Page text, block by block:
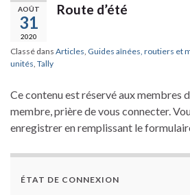
AOÛT
31
2020
Route d’été
Classé dans Articles Guides aînées, routiers et
unités Tally
Ce contenu est réservé aux membres
membre, prière de vous connecter.
enregistrer en remplissant le
ÉTAT DE CONNEXION